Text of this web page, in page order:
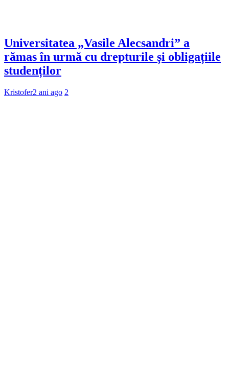
Universitatea „Vasile Alecsandri” a
rămas în urmă cu drepturile și obligațiile
studenților
Kristofer2 ani ago 2